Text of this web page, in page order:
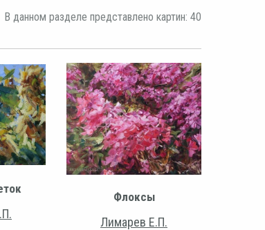
В данном разделе представлено картин: 40
Флоксы
Лимарев Е.П.